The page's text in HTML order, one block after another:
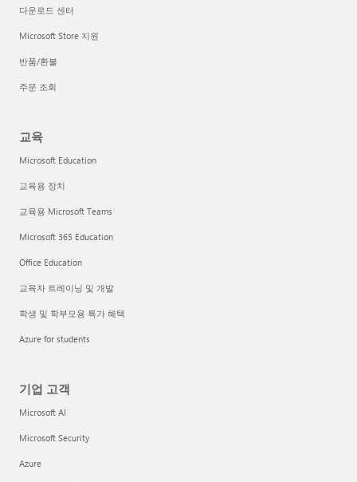
다운로드 센터
Microsoft Store 지원
반품/환불
주문 조회
교육
Microsoft Education
교육용 장치
교육용 Microsoft Teams
Microsoft 365 Education
Office Education
교육자 트레이닝 및 개발
학생 및 학부모용 특가 혜택
Azure for students
기업 고객
Microsoft AI
Microsoft Security
Azure